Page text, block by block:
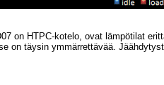
on HTPC-kotelo, ovat lämpötilat
on täysin ymmärrettävää.